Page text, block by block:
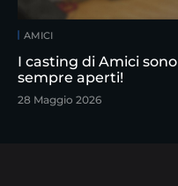
AMICI
I casting di Amici sono
sempre aperti!
28 Maggio 2026